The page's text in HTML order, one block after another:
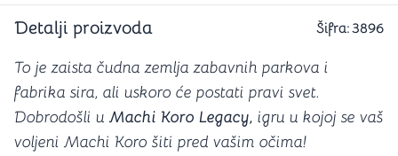
Detalji proizvoda Šifra:3896
To je zaista čudna zemlja zabavnih parkova i
fabrika sira, ali uskoro će postati pravi svet.
Dobrodošli u Machi Koro Legacy, igru u kojoj se vaš
voljeni Machi Koro šiti pred vašim očima!